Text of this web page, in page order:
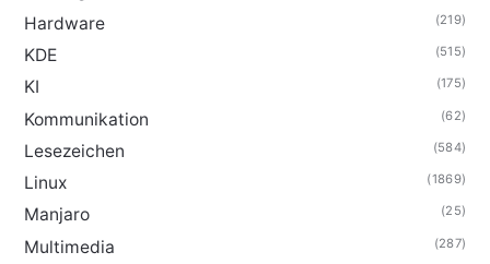
Hardware (219)
KDE (515)
KI (175)
Kommunikation (62)
Lesezeichen (584)
Linux (1869)
Manjaro (25)
Multimedia (287)